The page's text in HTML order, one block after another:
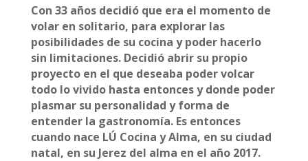
Con 33 años decidió que era el momento de
volar en solitario, para explorar las
posibilidades de su cocina y poder hacerlo
sin limitaciones. Decidió abrir su propio
proyecto en el que deseaba poder volcar
todo lo vivido hasta entonces y donde poder
plasmar su personalidad y forma de
entender la gastronomía. Es entonces
cuando nace LÚ Cocina y Alma, en su ciudad
natal, en su Jerez del alma en el año 2017.